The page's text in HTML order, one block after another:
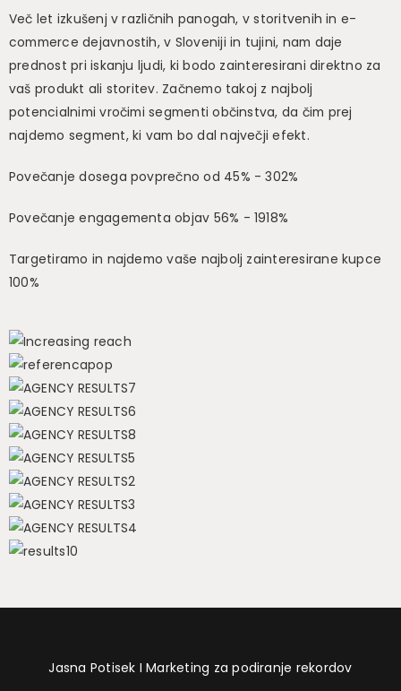
Več let izkušenj v različnih panogah, v storitvenih in e-
commerce dejavnostih, v Sloveniji in tujini, nam daje
prednost pri iskanju ljudi, ki bodo zainteresirani direktno za
vaš produkt ali storitev. Začnemo takoj z najbolj
potencialnimi vročimi segmenti občinstva, da čim prej
najdemo segment, ki vam bo dal največji efekt.
Povečanje dosega povprečno od 45% - 302%
Povečanje engagementa objav 56% - 1918%
Targetiramo in najdemo vaše najbolj zainteresirane kupce
100%
Jasna Potisek I Marketing za podiranje rekordov